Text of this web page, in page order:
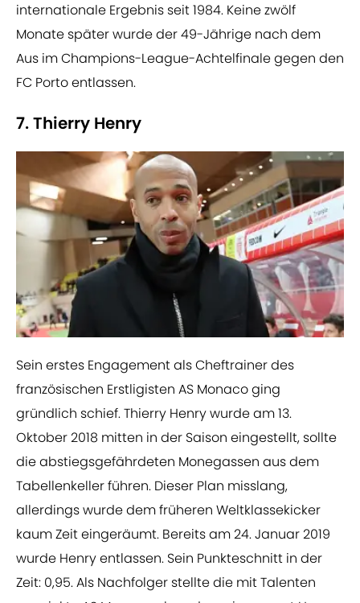
internationale Ergebnis seit 1984. Keine zwölf
Monate später wurde der 49-Jährige nach dem
Aus im Champions-League-Achtelfinale gegen den
FC Porto entlassen.
7. Thierry Henry
Sein erstes Engagement als Cheftrainer des
französischen Erstligisten AS Monaco ging
gründlich schief. Thierry Henry wurde am 13.
Oktober 2018 mitten in der Saison eingestellt, sollte
die abstiegsgefährdeten Monegassen aus dem
Tabellenkeller führen. Dieser Plan misslang,
allerdings wurde dem früheren Weltklassekicker
kaum Zeit eingeräumt. Bereits am 24. Januar 2019
wurde Henry entlassen. Sein Punkteschnitt in der
Zeit: 0,95. Als Nachfolger stellte die mit Talenten